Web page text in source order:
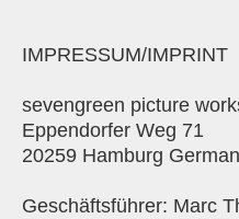
IMPRESSUM/IMPRINT
sevengreen picture
Eppendorfer Weg 71
20259 Hamburg
Geschäftsführer: Marc